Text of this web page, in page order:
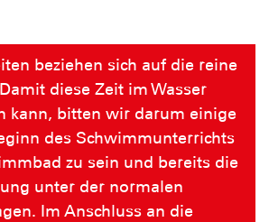
beziehen sich auf die reine
diese Zeit im Wasser
kann, bitten wir darum einige
des Schwimmunterrichts
zu sein und bereits die
unter der normalen
Im Anschluss an die